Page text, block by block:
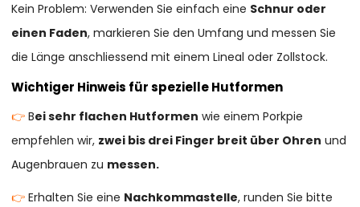
Kein Problem: Verwenden Sie einfach eine Schnur oder
einen Faden, markieren Sie den Umfang und messen Sie
die Länge anschliessend mit einem Lineal oder Zollstock.
Wichtiger Hinweis für spezielle Hutformen
👉Bei sehr flachen Hutformen wie einem Porkpie
empfehlen wir, zwei bis drei Finger breit über Ohren und
Augenbrauen zu messen.
👉Erhalten Sie eine Nachkommastelle, runden Sie bitte